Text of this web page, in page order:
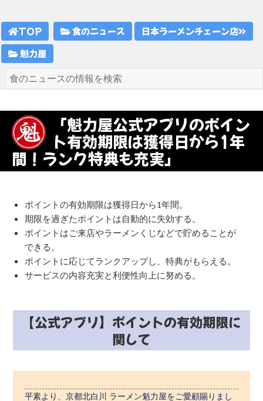
TOP 食のニュース
日本ラーメンチェーン店
魁力屋
「魁力屋公式アプリのポイン
ト有効期限は獲得日から1年
間！ランク特典も充実」
ポイントの有効期限は獲得日から1年間。
期限を過ぎたポイントは自動的に失効する。
ポイントはご来店やラーメンくじなどで貯めることが
できる。
ポイントに応じてランクアップし、特典がもらえる。
サービスの内容充実と利便性向上に努める。
【公式アプリ】ポイントの有効期限に
関して
平素より、京都北白川 ラーメン魁力屋をご愛顧賜りまし